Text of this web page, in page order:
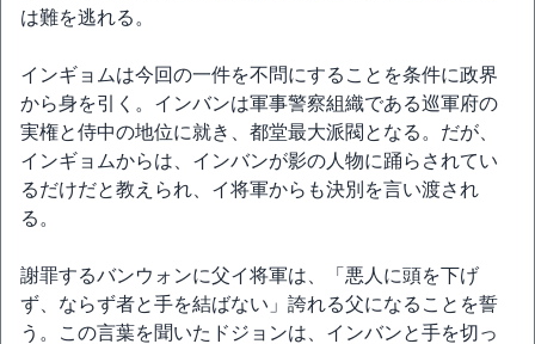
は難を逃れる。
インギョムは今回の一件を不問にすることを条件に政界
から身を引く。インバンは軍事警察組織である巡軍府の
実権と侍中の地位に就き、都堂最大派閥となる。だが、
インギョムからは、インバンが影の人物に踊らされてい
るだけだと教えられ、イ将軍からも決別を言い渡され
る。
謝罪するバンウォンに父イ将軍は、「悪人に頭を下げ
ず、ならず者と手を結ばない」誇れる父になることを誓
う。この言葉を聞いたドジョンは、インバンと手を切っ